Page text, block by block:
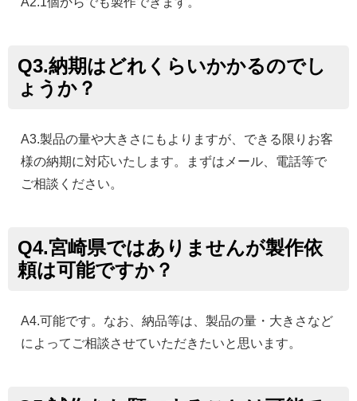
Q3.納期はどれくらいかかるのでし
ょうか？
A3.製品の量や大きさにもよりますが、できる限りお客
様の納期に対応いたします。まずはメール、電話等で
ご相談ください。
Q4.宮崎県ではありませんが製作依
頼は可能ですか？
A4.可能です。なお、納品等は、製品の量・大きさなど
によってご相談させていただきたいと思います。